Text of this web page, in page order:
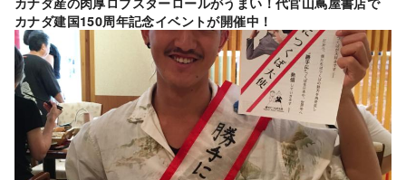
カナダ建国150周年記念イベントが開催中！